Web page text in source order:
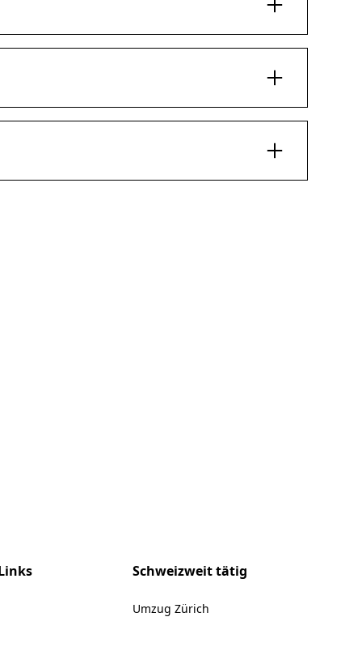
Schweizweit tätig
Umzug Zürich